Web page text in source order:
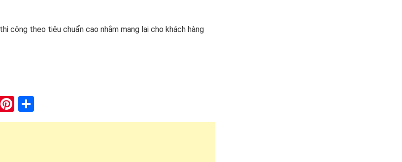
thi công theo tiêu chuẩn cao nhằm mang lại cho khách hàng
Pinterest